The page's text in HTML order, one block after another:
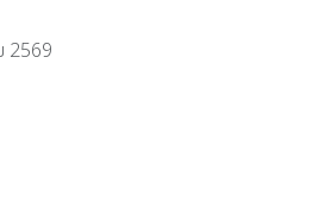
2569